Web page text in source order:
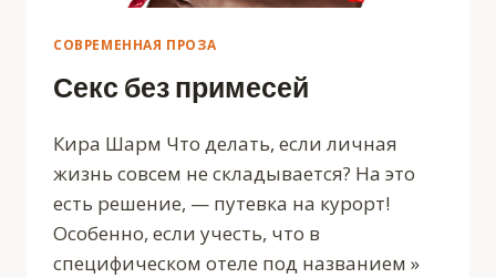
СОВРЕМЕННАЯ ПРОЗА
Секс без примесей
Кира Шарм Что делать, если личная
жизнь совсем не складывается? На это
есть решение, — путевка на курорт!
Особенно, если учесть, что в
специфическом отеле под названием »